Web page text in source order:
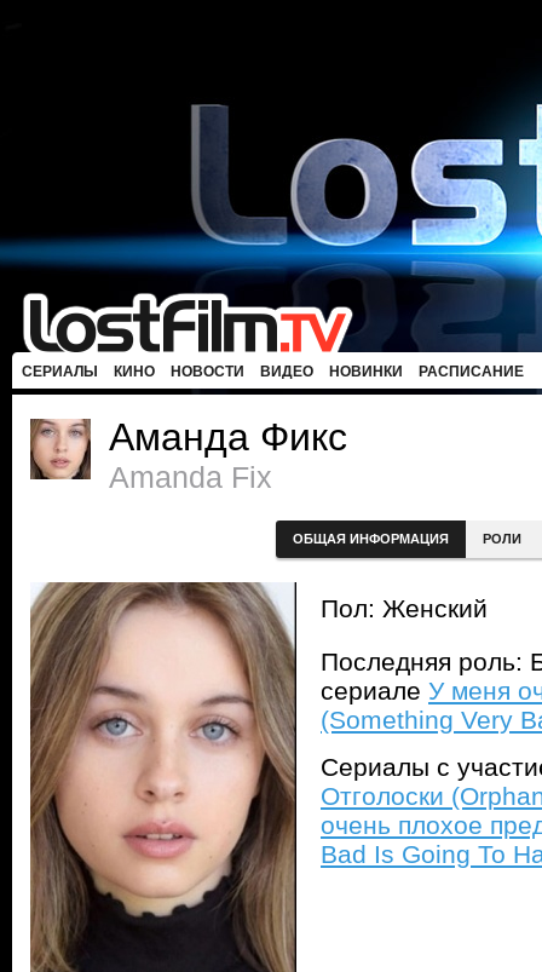
СЕРИАЛЫ КИНО НОВОСТИ ВИДЕО НОВИНКИ РАСПИСАНИЕ
Аманда Фикс
Amanda Fix
ОБЩАЯ ИНФОРМАЦИЯ РОЛИ
Пол: Женский
Последняя роль:
сериале У меня
(Something Very
Сериалы с
Отголоски
очень плохое
Bad Is Going To